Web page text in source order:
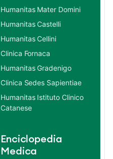
Humanitas Mater Domini
Humanitas Castelli
Humanitas Cellini
Clinica Fornaca
Humanitas Gradenigo
Clinica Sedes Sapientiae
Humanitas Istituto Clinico
Catanese
Enciclopedia
Medica